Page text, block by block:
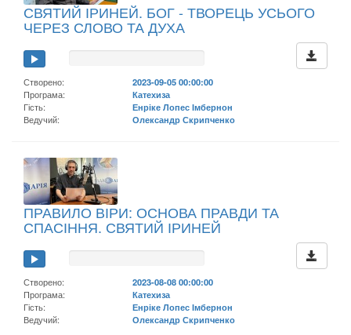
СВЯТИЙ ІРИНЕЙ. БОГ - ТВОРЕЦЬ УСЬОГО
ЧЕРЕЗ СЛОВО ТА ДУХА
Створено:
2023-09-05 00:00:00
Програма:
Катехиза
Гість:
Енріке Лопес Імбернон
Ведучий:
Олександр Скрипченко
ПРАВИЛО ВІРИ: ОСНОВА ПРАВДИ ТА
СПАСІННЯ. СВЯТИЙ ІРИНЕЙ
Створено:
2023-08-08 00:00:00
Програма:
Катехиза
Гість:
Енріке Лопес Імбернон
Ведучий:
Олександр Скрипченко